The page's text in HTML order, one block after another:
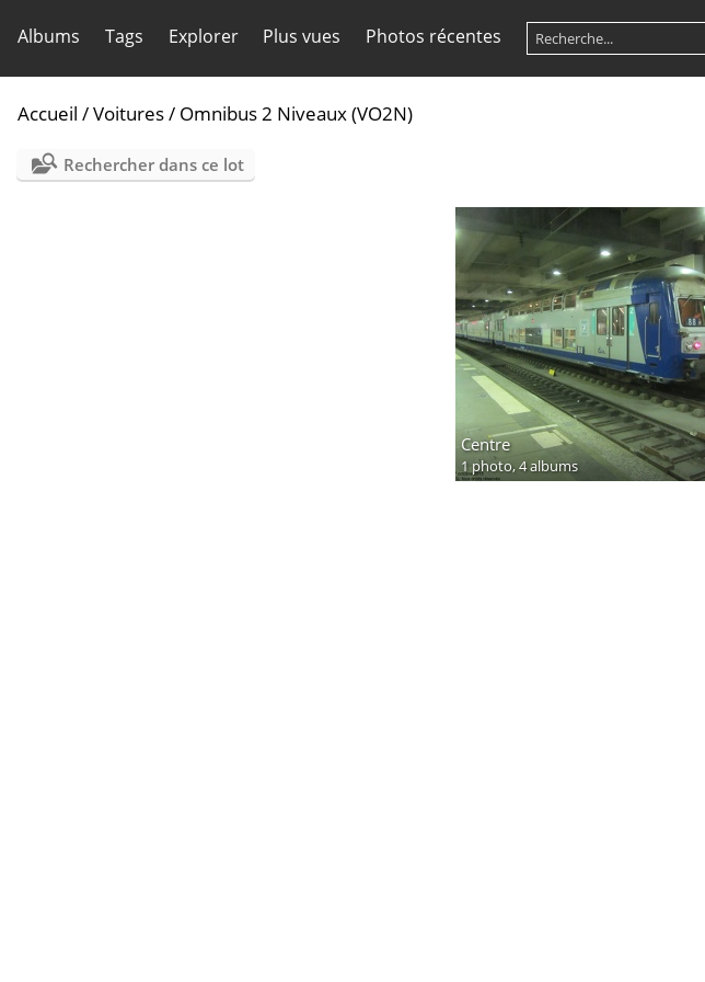
Albums Tags Explorer Plus vues Photos récentes
Accueil /Voitures/ Omnibus 2 Niveaux (VO2N)
Rechercher dans ce lot
Centre
1 photo,4 albums